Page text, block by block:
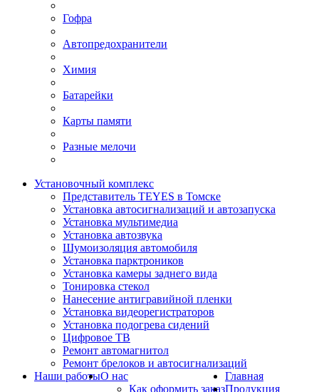
Гофра
Автопредохранители
Химия
Батарейки
Карты памяти
Разные мелочи
Установочный комплекс
Представитель TEYES в Томске
Установка автосигнализаций и автозапуска
Установка мультимедиа
Установка автозвука
Шумоизоляция автомобиля
Установка парктроников
Установка камеры заднего вида
Тонировка стекол
Нанесение антигравийной пленки
Установка видеорегистраторов
Установка подогрева сидений
Цифровое ТВ
Ремонт автомагнитол
Ремонт брелоков и автосигнализаций
Наши работыО нас
Как оформить заказ
Главная
Продукция